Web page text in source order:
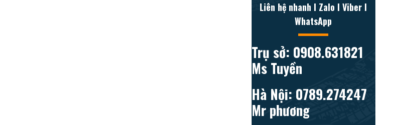
Liên hệ nhanh l Zalo l Viber l
WhatsApp
Trụ sở: 0908.631821
Ms Tuyền
Hà Nội: 0789.274247
Mr phương